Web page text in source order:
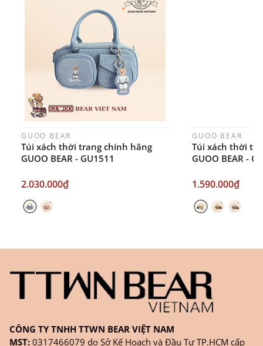
Thời gian nhận hàng: Đối với đơn hàng Online tại
TPHCM, sản phẩm sẽ được giao sớm nhất là 1
ngày sau khi đặt.
GUOO BEAR
Túi xách thời trang chính hãng
GUOO BEAR - GU1511
2.030.000₫
GUOO BEAR
Túi xách thời
GUOO BEAR -
1.590.000₫
CÔNG TY TNHH TTWN BEAR VIỆT NAM
MST: 0317466079 do Sở Kế Hoạch và Đầu Tư TP.HCM cấp